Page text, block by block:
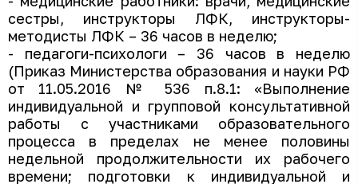
сестры, инструкторы ЛФК, инструкторы-
методисты ЛФК – 36 часов в неделю;
- педагоги-психологи – 36 часов в неделю
(Приказ Министерства образования и науки РФ
от 11.05.2016 № 536 п.8.1: «Выполнение
индивидуальной и групповой консультативной
работы с участниками образовательного
процесса в пределах не менее половины
недельной продолжительности их рабочего
времени; подготовки к индивидуальной и